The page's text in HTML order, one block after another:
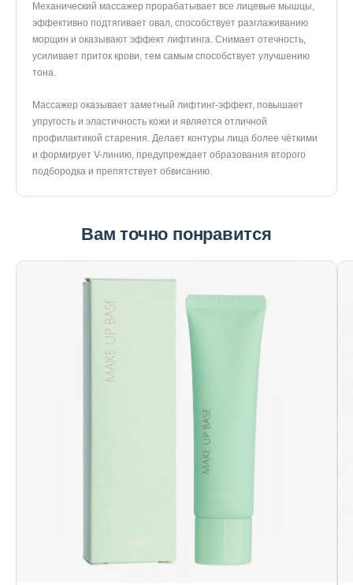
Механический массажер прорабатывает все лицевые мышцы,
эффективно подтягивает овал, способствует разглаживанию
морщин и оказывают эффект лифтинга. Снимает отечность,
усиливает приток крови, тем самым способствует улучшению
тона.
Массажер оказывает заметный лифтинг-эффект, повышает
упругость и эластичность кожи и является отличной
профилактикой старения. Делает контуры лица более чёткими
и формирует V-линию, предупреждает образования второго
подбородка и препятствует обвисанию.
Вам точно понравится